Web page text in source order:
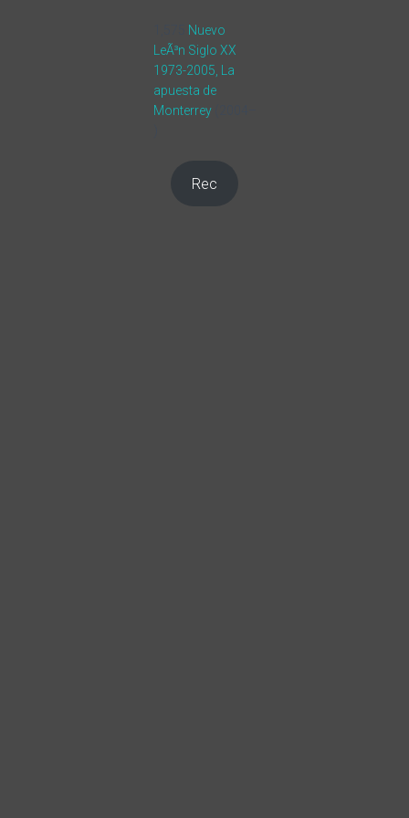
Nuevo
LeÃ³n Siglo XX
1973-2005, La
apuesta de
Monterrey(2004–
Rec